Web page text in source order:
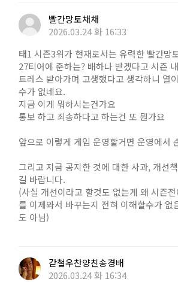
빨간망토채채
2026.03.24 화 16:33
태1 시즌3위가 현재로서는 유력한 빨간망
27티어에 준하는? 배하나 받겠다고 시즌
트레스 받아가며 고생했다고 생각하니 열
수가 없네요.
지금 이게 뭐하시는건가요
통보 하고 죄송하다고 하는건 또 뭔가요
앞으로 이렇게 게임 운영할거면 운영에서
그리고 지금 공지한 것에 대한 사과, 개선
길 바랍니다.
(사실 개선이라고 할것도 없는게 왜 시즌
를 이제와서 바꾸는지 전혀 이해할수가 없
도 아님)
갇철우찬양친송경배
2026.03.24 화 16:34